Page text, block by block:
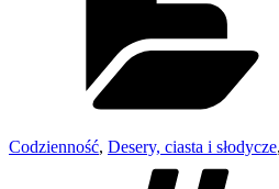
Codzienność, Desery, ciasta i słodycze,